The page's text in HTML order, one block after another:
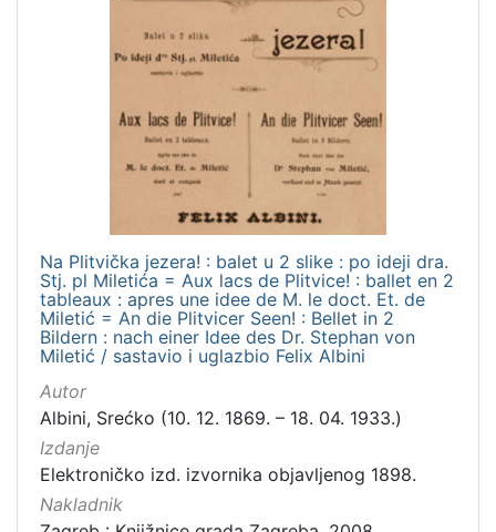
Na Plitvička jezera! : balet u 2 slike : po ideji dra.
Stj. pl Miletića = Aux lacs de Plitvice! : ballet en 2
tableaux : apres une idee de M. le doct. Et. de
Miletić = An die Plitvicer Seen! : Bellet in 2
Bildern : nach einer Idee des Dr. Stephan von
Miletić / sastavio i uglazbio Felix Albini
Autor
Albini, Srećko (10. 12. 1869. – 18. 04. 1933.)
Izdanje
Elektroničko izd. izvornika objavljenog 1898.
Nakladnik